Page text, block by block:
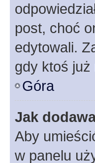
post, choć
edytowali.
gdy ktoś już
Góra
Jak
Aby
w panelu